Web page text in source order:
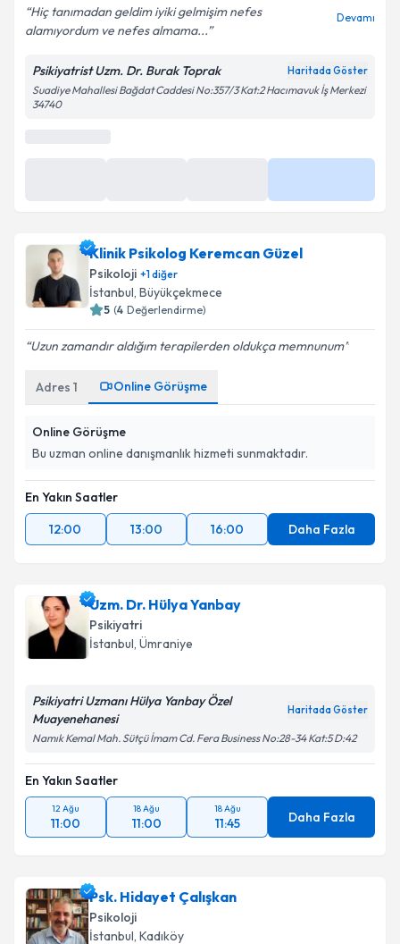
Hiç tanımadan geldim iyiki gelmişim nefes
alamıyordum ve nefes almama...
Devamı
Psikiyatrist Uzm. Dr. Burak Toprak Haritada Göster
Suadiye Mahallesi Bağdat Caddesi No:357/3 Kat:2 Hacımavuk İş Merkezi
34740
takvim hazırlandığında e-posta ile bilgilendireceğiz.
E-posta Adresiniz
Metni'ni okudum ve kişisel verilerimin belirtilen
Klinik Psikolog Keremcan Güzel
Psikoloji +1diğer
İstanbul , Büyükçekmece
5 (4 Değerlendirme)
Uzun zamandır aldığım terapilerden oldukça memnunum
Adres 1 Online Görüşme
Online Görüşme
Bu uzman online danışmanlık hizmeti sunmaktadır.
En Yakın Saatler
12:00
13:00 16:00 Daha Fazla
Uzm. Dr. Hülya Yanbay
Psikiyatri
İstanbul , Ümraniye
Psikiyatri Uzmanı Hülya Yanbay Özel
Muayenehanesi
Haritada Göster
Namık Kemal Mah. Sütçü İmam Cd. Fera Business No:28-34 Kat:5 D:42
En Yakın Saatler
12 Ağu
11:00
18 Ağu
11:00
18 Ağu
11:45 Daha Fazla
Psk. Hidayet Çalışkan
Psikoloji
İstanbul , Kadıköy